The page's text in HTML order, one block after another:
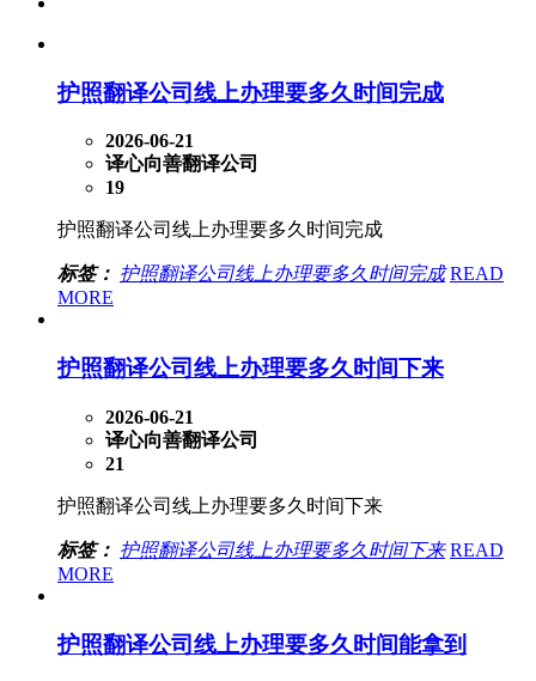
护照翻译公司线上办理要多久时间完成
2026-06-21
译心向善翻译公司
19
护照翻译公司线上办理要多久时间完成
标签： 护照翻译公司线上办理要多久时间完成 READ
MORE
护照翻译公司线上办理要多久时间下来
2026-06-21
译心向善翻译公司
21
护照翻译公司线上办理要多久时间下来
标签： 护照翻译公司线上办理要多久时间下来 READ
MORE
护照翻译公司线上办理要多久时间能拿到